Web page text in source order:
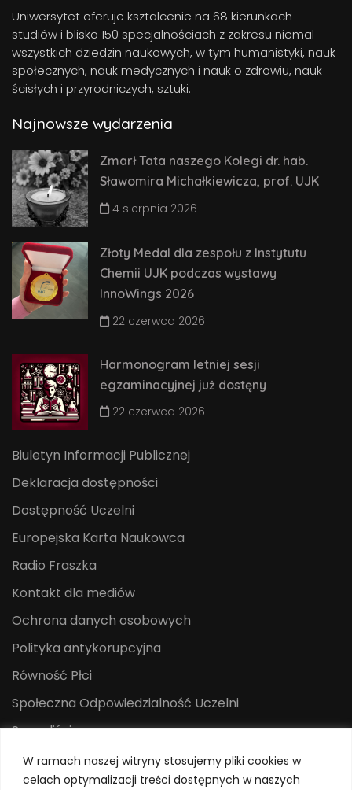
W ramach naszej witryny stosujemy pliki cookies w
celach optymalizacji treści dostępnych w naszych
Uniwersytet oferuje ksztalcenie na 68 kierunkach
studiów i blisko 150 specjalnościach z zakresu niemal
wszystkich dziedzin naukowych, w tym humanistyki, nauk
społecznych, nauk medycznych i nauk o zdrowiu, nauk
ścisłych i przyrodniczych, sztuki.
Najnowsze wydarzenia
Zmarł Tata naszego Kolegi dr. hab.
Sławomira Michałkiewicza, prof. UJK
4 sierpnia 2026
Złoty Medal dla zespołu z Instytutu
Chemii UJK podczas wystawy
InnoWings 2026
22 czerwca 2026
Harmonogram letniej sesji
egzaminacyjnej już dostęny
22 czerwca 2026
Biuletyn Informacji Publicznej
Deklaracja dostępności
Dostępność Uczelni
Europejska Karta Naukowca
Radio Fraszka
Kontakt dla mediów
Ochrona danych osobowych
Polityka antykorupcyjna
Równość Płci
Społeczna Odpowiedzialność Uczelni
Sygnaliści
Centrum Mediów i Promocji
System Identyfikacji Wizualnej